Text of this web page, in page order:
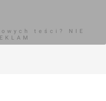
teści? NIE